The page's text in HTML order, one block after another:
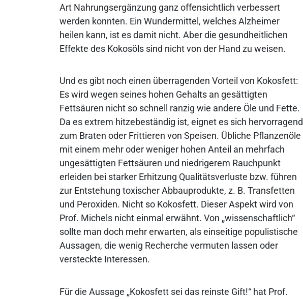
Art Nahrungsergänzung ganz offensichtlich verbessert
werden konnten. Ein Wundermittel, welches Alzheimer
heilen kann, ist es damit nicht. Aber die gesundheitlichen
Effekte des Kokosöls sind nicht von der Hand zu weisen.
Und es gibt noch einen überragenden Vorteil von Kokosfett:
Es wird wegen seines hohen Gehalts an gesättigten
Fettsäuren nicht so schnell ranzig wie andere Öle und Fette.
Da es extrem hitzebeständig ist, eignet es sich hervorragend
zum Braten oder Frittieren von Speisen. Übliche Pflanzenöle
mit einem mehr oder weniger hohen Anteil an mehrfach
ungesättigten Fettsäuren und niedrigerem Rauchpunkt
erleiden bei starker Erhitzung Qualitätsverluste bzw. führen
zur Entstehung toxischer Abbauprodukte, z. B. Transfetten
und Peroxiden. Nicht so Kokosfett. Dieser Aspekt wird von
Prof. Michels nicht einmal erwähnt. Von „wissenschaftlich“
sollte man doch mehr erwarten, als einseitige populistische
Aussagen, die wenig Recherche vermuten lassen oder
versteckte Interessen.
Für die Aussage „Kokosfett sei das reinste Gift!“ hat Prof.